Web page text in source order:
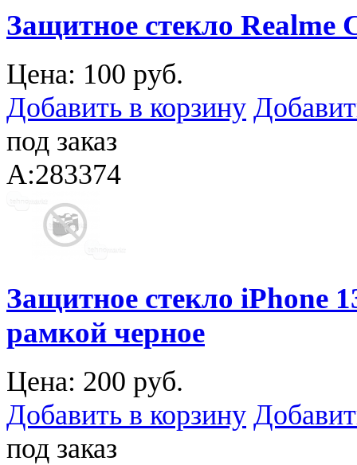
Защитное стекло Realme
Цена: 100 руб.
Добавить в корзину
под заказ
A:283374
Защитное стекло iPhone
рамкой черное
Цена: 200 руб.
Добавить в корзину
под заказ